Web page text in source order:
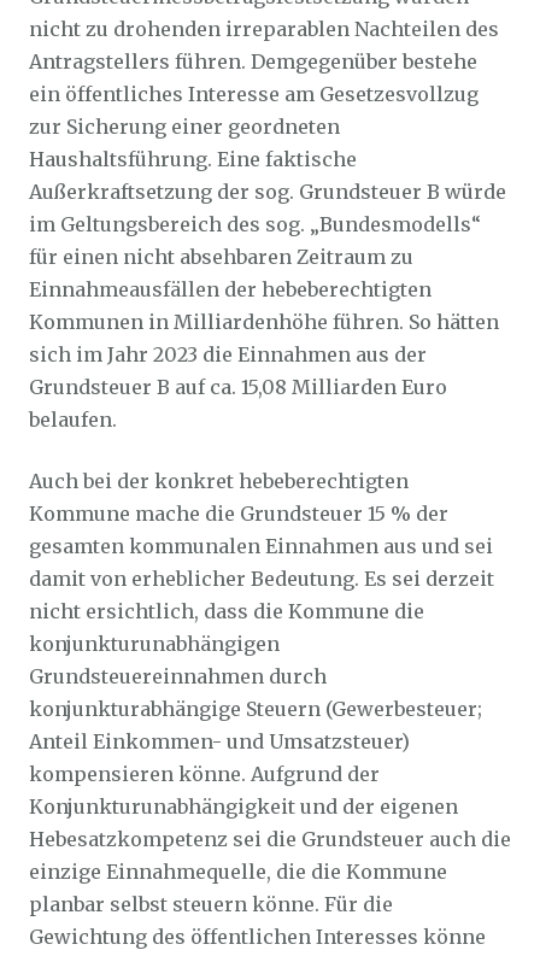
nicht zu drohenden irreparablen Nachteilen des
Antragstellers führen. Demgegenüber bestehe
ein öffentliches Interesse am Gesetzesvollzug
zur Sicherung einer geordneten
Haushaltsführung. Eine faktische
Außerkraftsetzung der sog. Grundsteuer B würde
im Geltungsbereich des sog. „Bundesmodells“
für einen nicht absehbaren Zeitraum zu
Einnahmeausfällen der hebeberechtigten
Kommunen in Milliardenhöhe führen. So hätten
sich im Jahr 2023 die Einnahmen aus der
Grundsteuer B auf ca. 15,08 Milliarden Euro
belaufen.
Auch bei der konkret hebeberechtigten
Kommune mache die Grundsteuer 15 % der
gesamten kommunalen Einnahmen aus und sei
damit von erheblicher Bedeutung. Es sei derzeit
nicht ersichtlich, dass die Kommune die
konjunkturunabhängigen
Grundsteuereinnahmen durch
konjunkturabhängige Steuern (Gewerbesteuer;
Anteil Einkommen- und Umsatzsteuer)
kompensieren könne. Aufgrund der
Konjunkturunabhängigkeit und der eigenen
Hebesatzkompetenz sei die Grundsteuer auch die
einzige Einnahmequelle, die die Kommune
planbar selbst steuern könne. Für die
Gewichtung des öffentlichen Interesses könne